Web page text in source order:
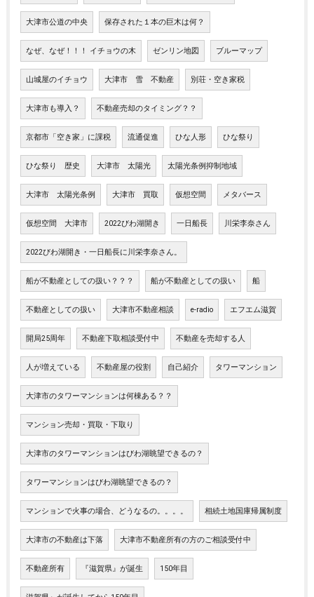
大津市公道の中央 保存された１本の巨木は何？
なぜ、なぜ！！！ イチョウの木 ゼンリン地図 ブルーマップ
山城屋のイチョウ 大津市 雪 不動産 別荘・空き家税
大津市も導入？ 不動産売却のタイミング？？
京都市「空き家」に課税 流通促進 ひな人形 ひな祭り
ひな祭り 歴史 大津市 太陽光 太陽光条例抑制地域
大津市 太陽光条例 大津市 買取 仮想空間 メタバース
仮想空間 大津市 2022びわ湖開き 一日船長 川栄李奈さん
2022びわ湖開き・一日船長に川栄李奈さん。
船が不動産としての扱い？？？ 船が不動産としての扱い 船
不動産としての扱い 大津市不動産相談 e-radio エフエム滋賀
開局25周年 不動産下取相談受付中 不動産を売却する人
人が増えている 不動産屋の役割 自己紹介 タワーマンション
大津市のタワーマンションは何棟ある？？
マンション売却・買取・下取り
大津市のタワーマンションはびわ湖眺望できるの？
タワーマンションはびわ湖眺望できるの？
マンションで火事の場合、どうなるの。。。。 相続土地国庫帰属制度
大津市の不動産は下落 大津市不動産所有の方のご相談受付中
不動産所有 『滋賀県』が誕生 150年目